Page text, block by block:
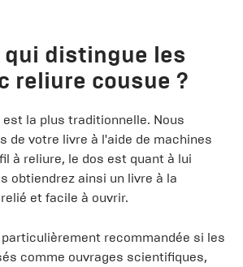
qui distingue les
reliure cousue ?
est la plus traditionnelle. Nous
de votre livre à l'aide de machines
à reliure, le dos est quant à lui
obtiendrez ainsi un livre à la
et facile à ouvrir.
recommandée si les
comme ouvrages scientifiques,